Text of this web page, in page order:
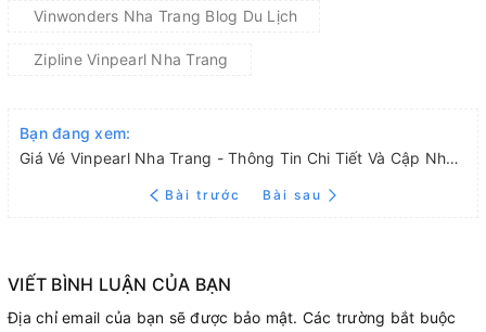
Vinwonders Nha Trang Blog Du Lịch
Zipline Vinpearl Nha Trang
Bạn đang xem:
Giá Vé Vinpearl Nha Trang - Thông Tin Chi Tiết Và Cập Nhật Mới Nhất
Bài trước Bài sau
VIẾT BÌNH LUẬN CỦA BẠN
Địa chỉ email của bạn sẽ được bảo mật. Các trường bắt buộc